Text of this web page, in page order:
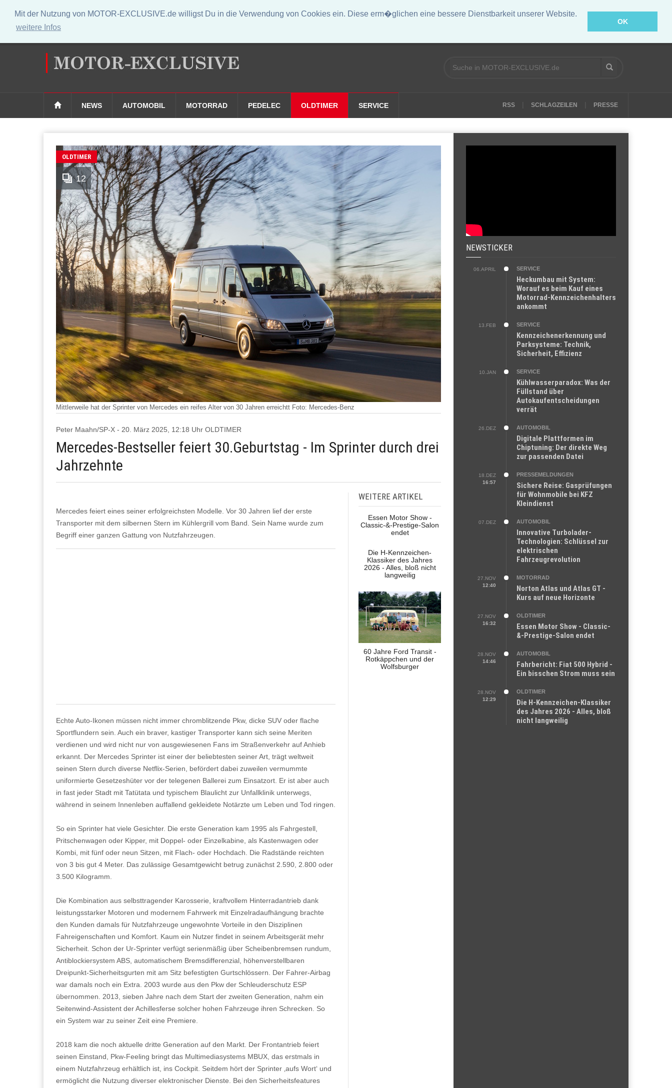
Mit der Nutzung von MOTOR-EXCLUSIVE.de willigst Du in die Verwendung von Cookies ein. Diese erm�glichen eine bessere Dienstbarkeit unserer Website.
weitere Infos
OK
NEWS AUTOMOBIL MOTORRAD PEDELEC OLDTIMER SERVICE RSS SCHLAGZEILEN PRESSE
12
Mittlerweile hat der Sprinter von Mercedes ein reifes Alter von 30 Jahren erreichtt Foto: Mercedes-Benz
OLDTIMER
Peter Maahn/SP-X - 20. März 2025, 12:18 Uhr OLDTIMER
Mercedes-Bestseller feiert 30.Geburtstag - Im Sprinter durch drei
Jahrzehnte
Mercedes feiert eines seiner erfolgreichsten Modelle. Vor 30 Jahren lief der erste
Transporter mit dem silbernen Stern im Kühlergrill vom Band. Sein Name wurde zum
Begriff einer ganzen Gattung von Nutzfahrzeugen.
Echte Auto-Ikonen müssen nicht immer chromblitzende Pkw, dicke SUV oder flache
Sportflundern sein. Auch ein braver, kastiger Transporter kann sich seine Meriten
verdienen und wird nicht nur von ausgewiesenen Fans im Straßenverkehr auf Anhieb
erkannt. Der Mercedes Sprinter ist einer der beliebtesten seiner Art, trägt weltweit
seinen Stern durch diverse Netflix-Serien, befördert dabei zuweilen vermummte
uniformierte Gesetzeshüter vor der telegenen Ballerei zum Einsatzort. Er ist aber auch
in fast jeder Stadt mit Tatütata und typischem Blaulicht zur Unfallklinik unterwegs,
während in seinem Innenleben auffallend gekleidete Notärzte um Leben und Tod ringen.
So ein Sprinter hat viele Gesichter. Die erste Generation kam 1995 als Fahrgestell,
Pritschenwagen oder Kipper, mit Doppel- oder Einzelkabine, als Kastenwagen oder
Kombi, mit fünf oder neun Sitzen, mit Flach- oder Hochdach. Die Radstände reichten
von 3 bis gut 4 Meter. Das zulässige Gesamtgewicht betrug zunächst 2.590, 2.800 oder
3.500 Kilogramm.
Die Kombination aus selbsttragender Karosserie, kraftvollem Hinterradantrieb dank
leistungsstarker Motoren und modernem Fahrwerk mit Einzelradaufhängung brachte
den Kunden damals für Nutzfahrzeuge ungewohnte Vorteile in den Disziplinen
Fahreigenschaften und Komfort. Kaum ein Nutzer findet in seinem Arbeitsgerät mehr
Sicherheit. Schon der Ur-Sprinter verfügt serienmäßig über Scheibenbremsen rundum,
Antiblockiersystem ABS, automatischem Bremsdifferenzial, höhenverstellbaren
Dreipunkt-Sicherheitsgurten mit am Sitz befestigten Gurtschlössern. Der Fahrer-Airbag
war damals noch ein Extra. 2003 wurde aus den Pkw der Schleuderschutz ESP
übernommen. 2013, sieben Jahre nach dem Start der zweiten Generation, nahm ein
Seitenwind-Assistent der Achillesferse solcher hohen Fahrzeuge ihren Schrecken. So
ein System war zu seiner Zeit eine Premiere.
2018 kam die noch aktuelle dritte Generation auf den Markt. Der Frontantrieb feiert
seinen Einstand, Pkw-Feeling bringt das Multimediasystems MBUX, das erstmals in
einem Nutzfahrzeug erhältlich ist, ins Cockpit. Seitdem hört der Sprinter ‚aufs Wort‘ und
ermöglicht die Nutzung diverser elektronischer Dienste. Bei den Sicherheitsfeatures
WEITERE ARTIKEL
Essen Motor Show -
Classic-&-Prestige-Salon
endet
Die H-Kennzeichen-
Klassiker des Jahres
2026 - Alles, bloß nicht
langweilig
60 Jahre Ford Transit -
Rotkäppchen und der
Wolfsburger
NEWSTICKER
06.APRIL SERVICE
Heckumbau mit System:
Worauf es beim Kauf eines
Motorrad-Kennzeichenhalters
ankommt
13.FEB SERVICE
Kennzeichenerkennung und
Parksysteme: Technik,
Sicherheit, Effizienz
10.JAN SERVICE
Kühlwasserparadox: Was der
Füllstand über
Autokaufentscheidungen
verrät
26.DEZ AUTOMOBIL
Digitale Plattformen im
Chiptuning: Der direkte Weg
zur passenden Datei
18.DEZ
16:57
PRESSEMELDUNGEN
Sichere Reise: Gasprüfungen
für Wohnmobile bei KFZ
Kleindienst
07.DEZ AUTOMOBIL
Innovative Turbolader-
Technologien: Schlüssel zur
elektrischen
Fahrzeugrevolution
27.NOV
12:40
MOTORRAD
Norton Atlas und Atlas GT -
Kurs auf neue Horizonte
27.NOV
16:32
OLDTIMER
Essen Motor Show - Classic-
&-Prestige-Salon endet
28.NOV
14:46
AUTOMOBIL
Fahrbericht: Fiat 500 Hybrid -
Ein bisschen Strom muss sein
28.NOV
12:29
OLDTIMER
Die H-Kennzeichen-Klassiker
des Jahres 2026 - Alles, bloß
nicht langweilig